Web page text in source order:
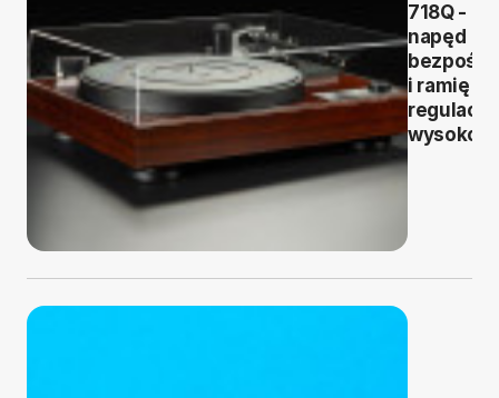
718Q -
napęd
i ramię z
regulacją